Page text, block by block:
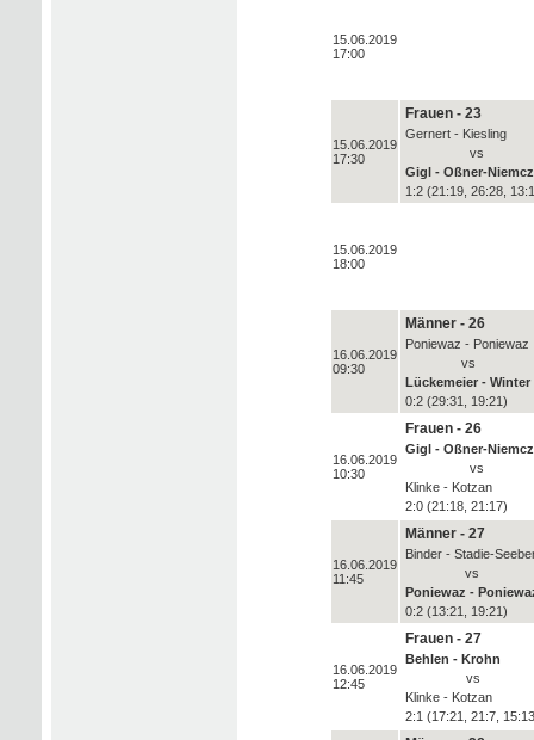
15.06.2019
17:00
15.06.2019
17:30
Frauen - 23
Gernert - Kiesling
vs
Gigl - Oßner-
1:2 (21:19, 26:28,
15.06.2019
18:00
16.06.2019
09:30
Männer - 26
Poniewaz - Poniewaz
vs
Lückemeier - Winter
0:2 (29:31, 19:21)
16.06.2019
10:30
Frauen - 26
Gigl - Oßner-
vs
Klinke - Kotzan
2:0 (21:18, 21:17)
16.06.2019
11:45
Männer - 27
Binder - Stadie-
vs
Poniewaz -
0:2 (13:21, 19:21)
16.06.2019
12:45
Frauen - 27
Behlen - Krohn
vs
Klinke - Kotzan
2:1 (17:21, 21:7,